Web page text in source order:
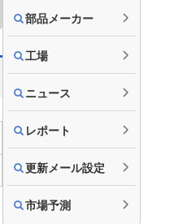
部品メーカー
工場
ニュース
レポート
更新メール設定
市場予測